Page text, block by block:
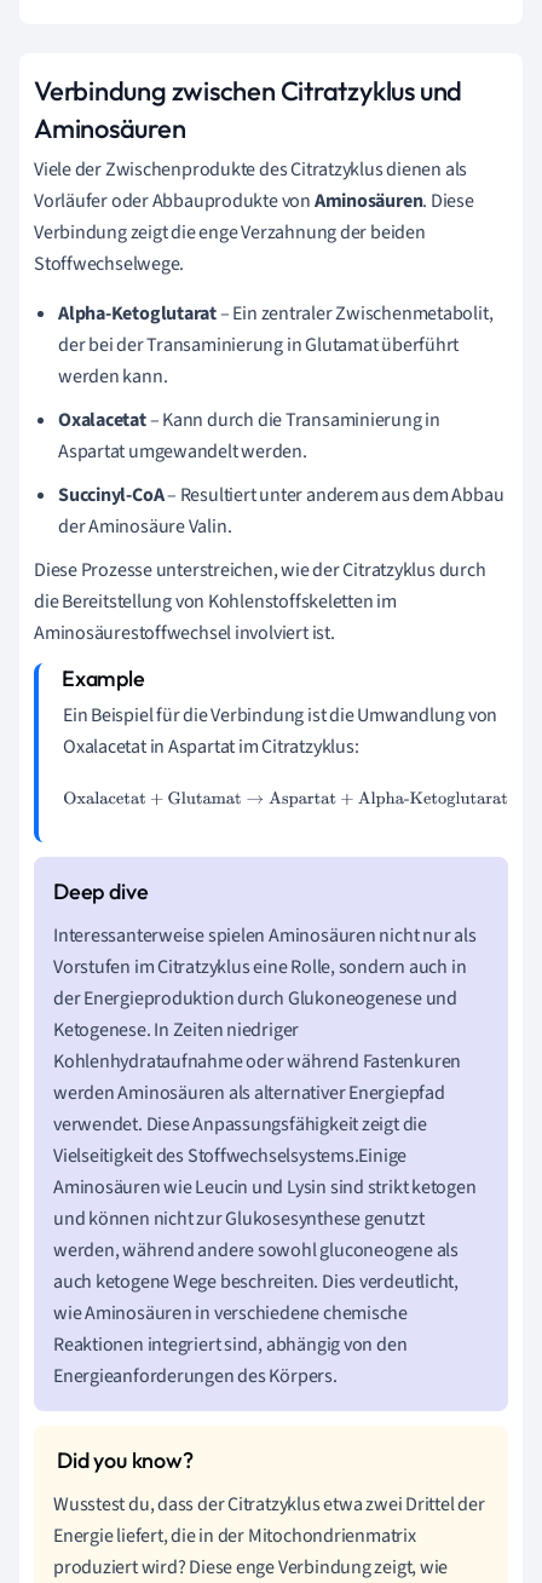
Verbindung zwischen Citratzyklus und
Aminosäuren
Viele der Zwischenprodukte des Citratzyklus dienen als
Vorläufer oder Abbauprodukte vonAminosäuren. Diese
Verbindung zeigt die enge Verzahnung der beiden
Stoffwechselwege.
Alpha-Ketoglutarat– Ein zentraler Zwischenmetabolit,
der bei der Transaminierung in Glutamat überführt
werden kann.
Oxalacetat– Kann durch die Transaminierung in
Aspartat umgewandelt werden.
Succinyl-CoA– Resultiert unter anderem aus dem Abbau
der Aminosäure Valin.
Diese Prozesse unterstreichen, wie der Citratzyklus durch
die Bereitstellung von Kohlenstoffskeletten im
Aminosäurestoffwechsel involviert ist.
Ein Beispiel für die Verbindung ist die Umwandlung von
Oxalacetat in Aspartat im Citratzyklus:
Oxalacetat+Glutamat→Aspartat+Alpha-Ketoglutarat
Interessanterweise spielen Aminosäuren nicht nur als
Vorstufen im Citratzyklus eine Rolle, sondern auch in
der Energieproduktion durch Glukoneogenese und
Ketogenese. In Zeiten niedriger
Kohlenhydrataufnahme oder während Fastenkuren
werden Aminosäuren als alternativer Energiepfad
verwendet. Diese Anpassungsfähigkeit zeigt die
Vielseitigkeit des Stoffwechselsystems.Einige
Aminosäuren wie Leucin und Lysin sind strikt ketogen
und können nicht zur Glukosesynthese genutzt
werden, während andere sowohl gluconeogene als
auch ketogene Wege beschreiten. Dies verdeutlicht,
wie Aminosäuren in verschiedene chemische
Reaktionen integriert sind, abhängig von den
Energieanforderungen des Körpers.
Wusstest du, dass der Citratzyklus etwa zwei Drittel der
Energie liefert, die in der Mitochondrienmatrix
produziert wird? Diese enge Verbindung zeigt, wie